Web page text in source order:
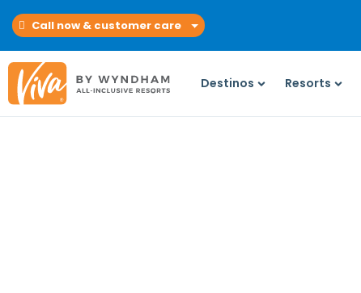
Call now & customer care
Destinos Resorts